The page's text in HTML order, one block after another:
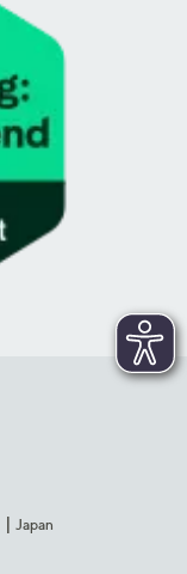
Japan